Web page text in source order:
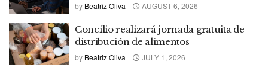
by Beatriz Oliva AUGUST 6, 2026
Concilio realizará jornada gratuita de
distribución de alimentos
by Beatriz Oliva JULY 1, 2026